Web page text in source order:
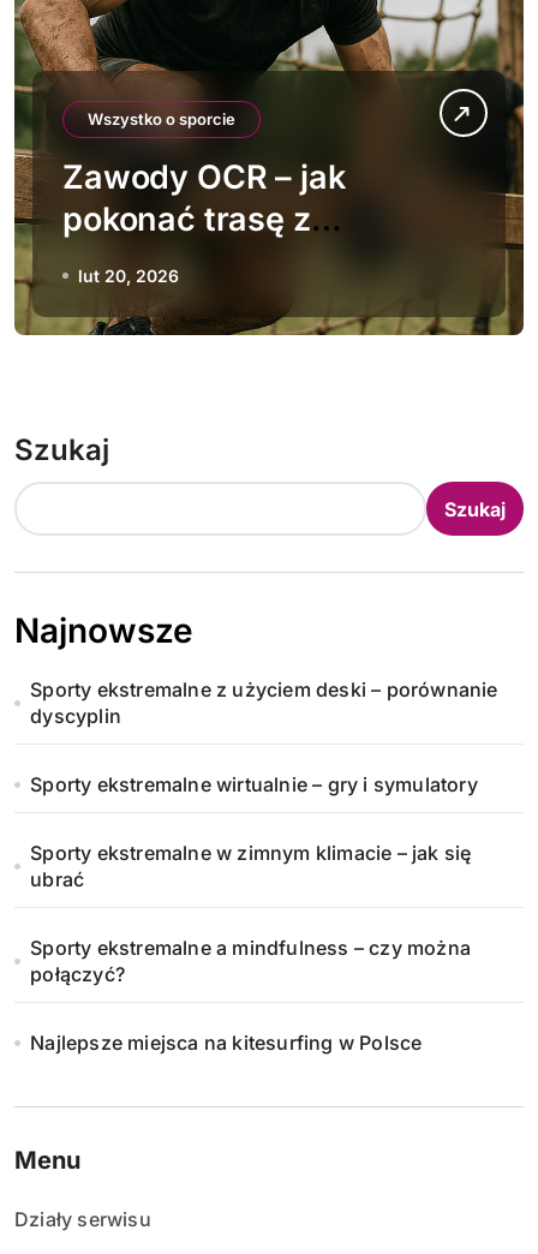
Wszystko o sporcie
Zawody OCR – jak
pokonać trasę z
przeszkodami
lut 20, 2026
Szukaj
Szukaj
Najnowsze
Sporty ekstremalne z użyciem deski – porównanie
dyscyplin
Sporty ekstremalne wirtualnie – gry i symulatory
Sporty ekstremalne w zimnym klimacie – jak się
ubrać
Sporty ekstremalne a mindfulness – czy można
połączyć?
Najlepsze miejsca na kitesurfing w Polsce
Menu
Działy serwisu